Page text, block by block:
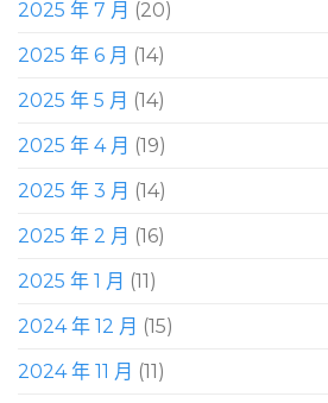
2025 年 7 月 (20)
2025 年 6 月 (14)
2025 年 5 月 (14)
2025 年 4 月 (19)
2025 年 3 月 (14)
2025 年 2 月 (16)
2025 年 1 月 (11)
2024 年 12 月 (15)
2024 年 11 月 (11)